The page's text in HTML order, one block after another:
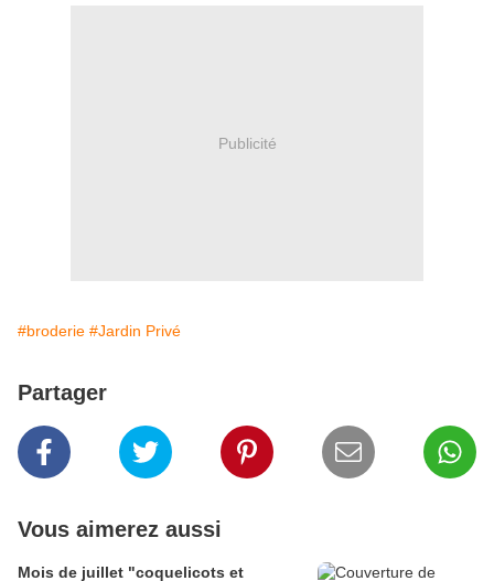
Publicité
#broderie #Jardin Privé
Partager
Vous aimerez aussi
Mois de juillet "coquelicots et